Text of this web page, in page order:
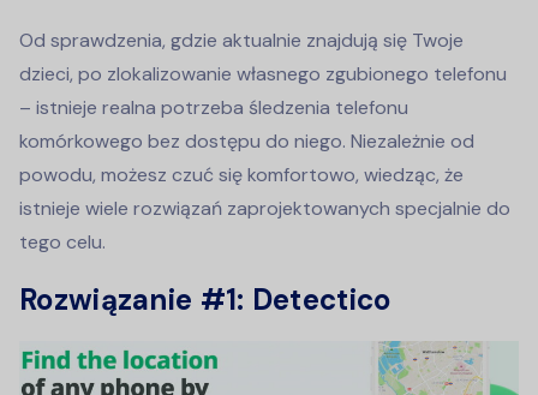
Od sprawdzenia, gdzie aktualnie znajdują się Twoje
dzieci, po zlokalizowanie własnego zgubionego telefonu
– istnieje realna potrzeba śledzenia telefonu
komórkowego bez dostępu do niego. Niezależnie od
powodu, możesz czuć się komfortowo, wiedząc, że
istnieje wiele rozwiązań zaprojektowanych specjalnie do
tego celu.
Rozwiązanie #1: Detectico